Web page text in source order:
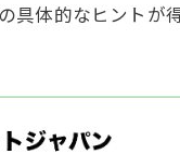
具体的なヒントが